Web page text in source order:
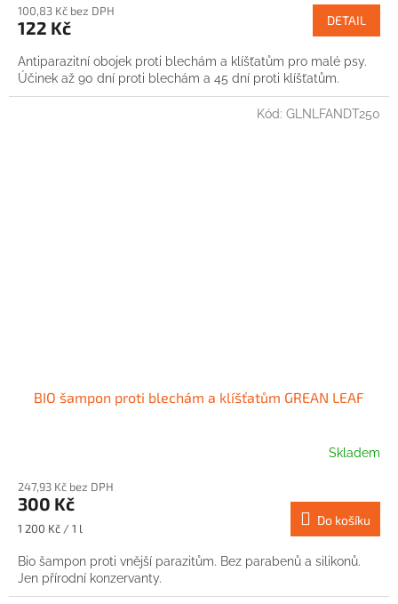
100,83 Kč bez DPH
122 Kč DETAIL
Antiparazitní obojek proti blechám a klíšťatům pro malé psy.
Účinek až 90 dní proti blechám a 45 dní proti klíšťatům.
BIO šampon proti blechám a klíšťatům GREAN LEAF
Skladem
247,93 Kč bez DPH
300 Kč
Měrná
1 200 Kč / 1 l
Do košíku
Bio šampon proti vnější parazitům. Bez parabenů a silikonů.
Jen přírodní konzervanty.
Kód: GLNLFANDT250